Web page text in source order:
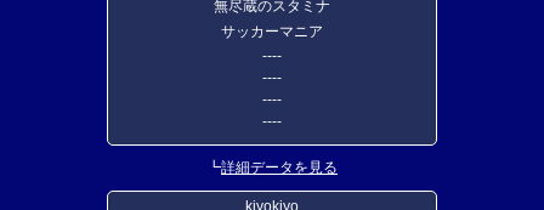
無尽蔵のスタミナ
サッカーマニア
----
----
----
----
┗詳細データを見る